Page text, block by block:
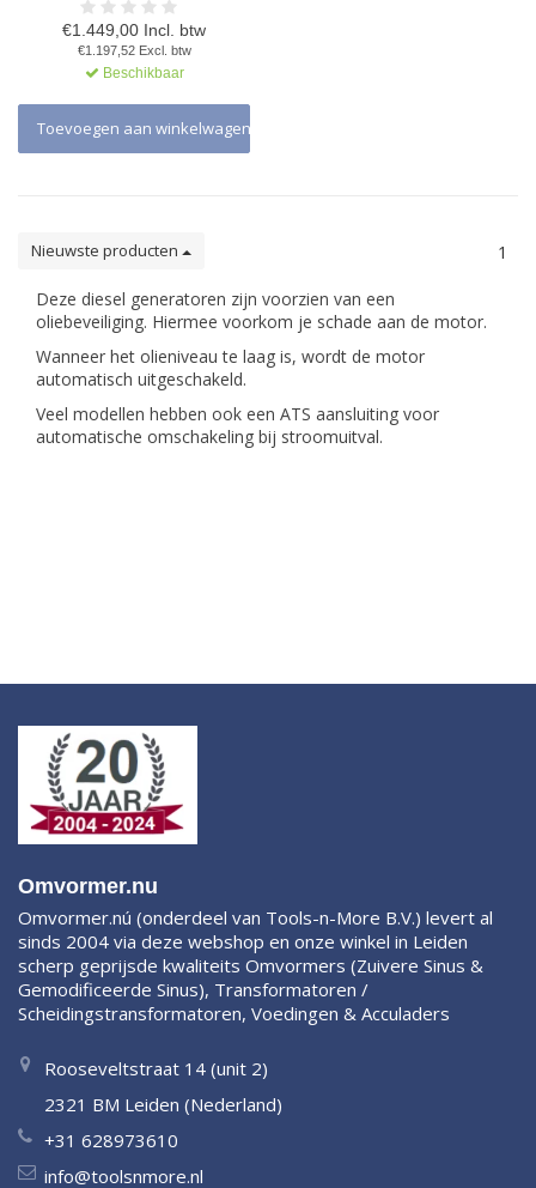
€1.449,00 Incl. btw
€1.197,52 Excl. btw
Beschikbaar
Toevoegen aan winkelwagen
Nieuwste producten 1
Deze diesel generatoren zijn voorzien van een
oliebeveiliging. Hiermee voorkom je schade aan de motor.
Wanneer het olieniveau te laag is, wordt de motor
automatisch uitgeschakeld.
Veel modellen hebben ook een ATS aansluiting voor
automatische omschakeling bij stroomuitval.
Omvormer.nu
Omvormer.nú (onderdeel van Tools-n-More B.V.) levert al
sinds 2004 via deze webshop en onze winkel in Leiden
scherp geprijsde kwaliteits Omvormers (Zuivere Sinus &
Gemodificeerde Sinus), Transformatoren /
Scheidingstransformatoren, Voedingen & Acculaders
Rooseveltstraat 14 (unit 2)
2321 BM Leiden (Nederland)
+31 628973610
info@toolsnmore.nl